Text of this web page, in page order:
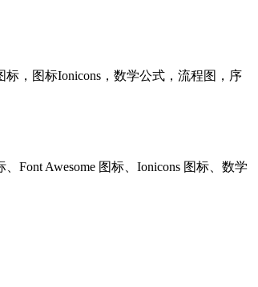
标，图标Ionicons，数学公式，流程图，序
Font Awesome 图标、Ionicons 图标、数学